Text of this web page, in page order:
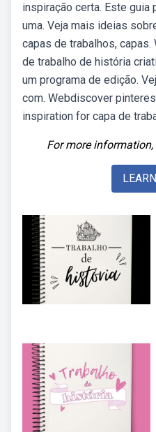
inspiração certa. Este
uma. Veja mais ideias
capas de trabalhos, capas.
de trabalho de história
um programa de edição.
com. Webdiscover
inspiration for capa de
For more